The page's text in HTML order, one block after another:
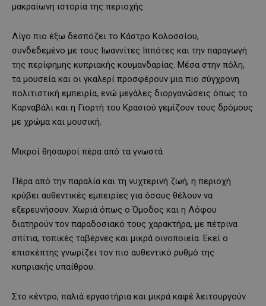
μακραίωνη ιστορία της περιοχής.
Λίγο πιο έξω δεσπόζει το Κάστρο Κολοσσίου,
συνδεδεμένο με τους Ιωαννίτες Ιππότες και την παραγωγή
της περίφημης κυπριακής κουμανδαρίας. Μέσα στην πόλη,
τα μουσεία και οι γκαλερί προσφέρουν μια πιο σύγχρονη
πολιτιστική εμπειρία, ενώ μεγάλες διοργανώσεις όπως το
Καρναβάλι και η Γιορτή του Κρασιού γεμίζουν τους δρόμους
με χρώμα και μουσική.
Μικροί θησαυροί πέρα από τα γνωστά
Πέρα από την παραλία και τη νυχτερινή ζωή, η περιοχή
κρύβει αυθεντικές εμπειρίες για όσους θέλουν να
εξερευνήσουν. Χωριά όπως ο Όμοδος και η Λόφου
διατηρούν τον παραδοσιακό τους χαρακτήρα, με πέτρινα
σπίτια, τοπικές ταβέρνες και μικρά οινοποιεία. Εκεί ο
επισκέπτης γνωρίζει τον πιο αυθεντικό ρυθμό της
κυπριακής υπαίθρου.
Στο κέντρο, παλιά εργαστήρια και μικρά καφέ λειτουργούν